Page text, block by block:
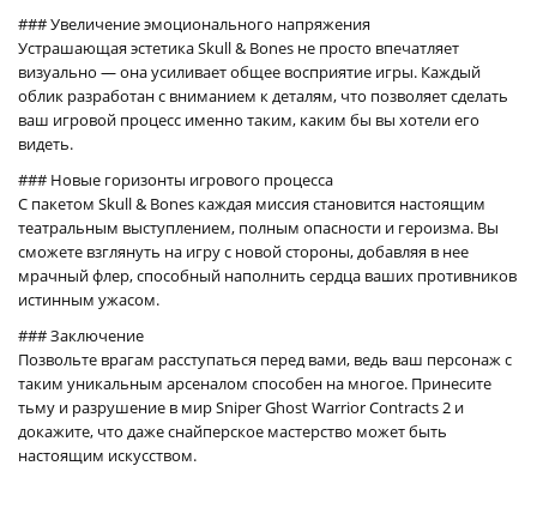
### Увеличение эмоционального напряжения
Устрашающая эстетика Skull & Bones не просто впечатляет
визуально — она усиливает общее восприятие игры. Каждый
облик разработан с вниманием к деталям, что позволяет сделать
ваш игровой процесс именно таким, каким бы вы хотели его
видеть.
### Новые горизонты игрового процесса
С пакетом Skull & Bones каждая миссия становится настоящим
театральным выступлением, полным опасности и героизма. Вы
сможете взглянуть на игру с новой стороны, добавляя в нее
мрачный флер, способный наполнить сердца ваших противников
истинным ужасом.
### Заключение
Позвольте врагам расступаться перед вами, ведь ваш персонаж с
таким уникальным арсеналом способен на многое. Принесите
тьму и разрушение в мир Sniper Ghost Warrior Contracts 2 и
докажите, что даже снайперское мастерство может быть
настоящим искусством.